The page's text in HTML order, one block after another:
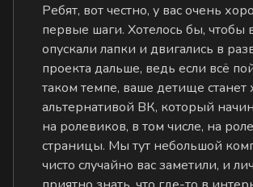
Ребят, вот честно, у вас очень
первые шаги. Хотелось бы, чтобы
опускали лапки и двигались в
проекта дальше, ведь если всё
таком темпе, ваше детище
альтернативой ВК, который
на ролевиков, в том числе, на
страницы. Мы тут небольшой
чисто случайно вас заметили, и